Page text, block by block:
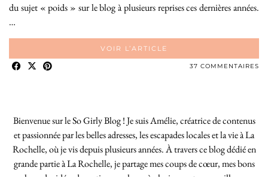
du sujet « poids » sur le blog à plusieurs reprises ces dernières années.
…
VOIR L’ARTICLE
37 COMMENTAIRES
Bienvenue sur le So Girly Blog ! Je suis Amélie, créatrice de contenus
et passionnée par les belles adresses, les escapades locales et la vie à La
Rochelle, où je vis depuis plusieurs années. À travers ce blog dédié en
grande partie à La Rochelle, je partage mes coups de cœur, mes bons